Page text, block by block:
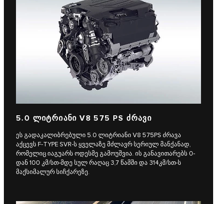
5.0 ᲚᲘᲢᲠᲘᲐᲜᲘ V8 575 PS ᲫᲠᲐᲕᲘ
ეს გადაკალიბრებული 5.0 ლიტრიანი V8 575PS ძრავა
აქცევს F‑TYPE SVR-ს ყველაზე მძლავრ სერიულ მანქანად,
რომელიც იაგუარს ოდესმე გამოუშვია. ის განავითარებს 0-
დან 100 კმ/სთ-მდე სულ რაღაც 3,7 წამში და 314კმ/სთ-ს
მაქსიმალურ სიჩქარეზე.